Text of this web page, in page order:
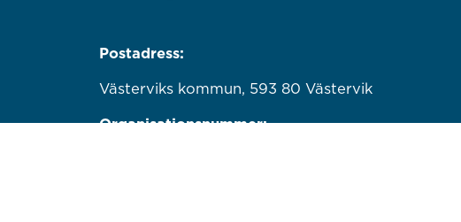
Postadress:
Västerviks kommun, 593 80 Västervik
Organisationsnummer: